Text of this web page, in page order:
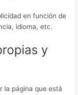
en función de
idioma, etc.
y
la página que está